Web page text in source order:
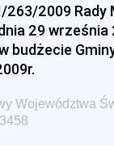
Ministerstwa
i Ochrony
Ministerstwa
Unii
263/2009 Rady
29 września
budżecie
Województwa